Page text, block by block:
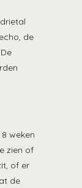
de
weken
zien of
of er
de